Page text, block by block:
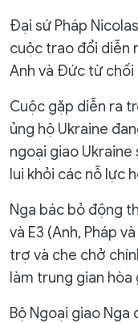
Đại sứ Pháp
cuộc trao đổi diễn
Anh và Đức từ chối
Cuộc gặp diễn ra
ủng hộ Ukraine
ngoại giao
lui khỏi các nỗ lực
Nga bác bỏ động
và E3 (Anh, Pháp
trợ và che chở
làm trung gian hòa
Bộ Ngoại giao